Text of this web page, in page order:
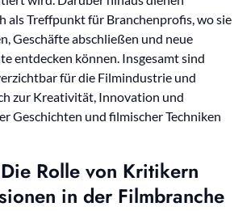
als Treffpunkt für Branchenprofis, wo sie
Geschäfte abschließen und neue
entdecken können. Insgesamt sind
für die Filmindustrie und
zur Kreativität, Innovation und
Geschichten und filmischer Techniken
Rolle von Kritikern
in der Filmbranche